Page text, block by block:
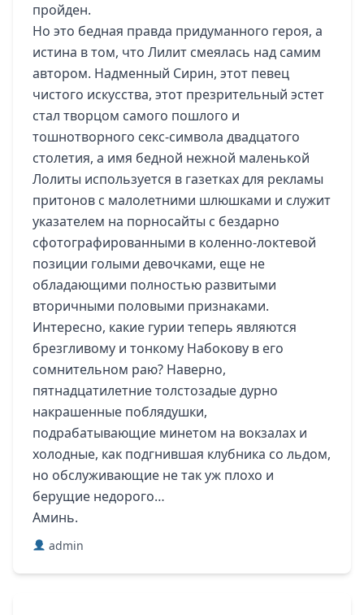
пройден.
Но это бедная правда придуманного героя, а
истина в том, что Лилит смеялась над самим
автором. Надменный Сирин, этот певец
чистого искусства, этот презрительный эстет
стал творцом самого пошлого и
тошнотворного секс-символа двадцатого
столетия, а имя бедной нежной маленькой
Лолиты используется в газетках для рекламы
притонов с малолетними шлюшками и служит
указателем на порносайты с бездарно
сфотографированными в коленно-локтевой
позиции голыми девочками, еще не
обладающими полностью развитыми
вторичными половыми признаками.
Интересно, какие гурии теперь являются
брезгливому и тонкому Набокову в его
сомнительном раю? Наверно,
пятнадцатилетние толстозадые дурно
накрашенные поблядушки,
подрабатывающие минетом на вокзалах и
холодные, как подгнившая клубника со льдом,
но обслуживающие не так уж плохо и
берущие недорого…
Аминь.
admin